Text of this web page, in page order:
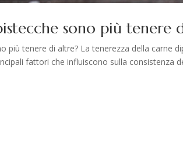
sono più tenere
più tenere di altre? La tenerezza della carne
fattori che influiscono sulla consistenza